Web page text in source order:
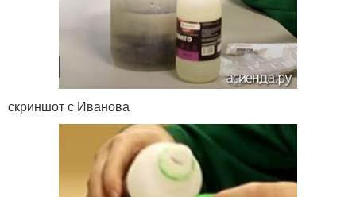
скриншот с Иванова